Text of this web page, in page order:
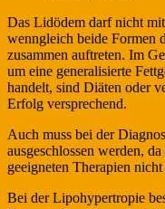
Das Lidödem darf nicht
wenngleich beide Formen
zusammen auftreten. Im
um eine generalisierte
handelt, sind Diäten oder
Erfolg versprechend.
Auch muss bei der
ausgeschlossen werden,
geeigneten Therapien
Bei der Lipohypertropie